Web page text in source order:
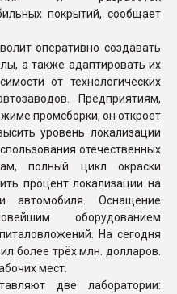
покрытий, сообщает
оперативно создавать
а также адаптировать их
от технологических
Предприятиям,
промсборки, он откроет
уровень локализации
отечественных
полный цикл окраски
процент локализации на
автомобиля. Оснащение
оборудованием
На сегодня
более трёх млн. долларов.
мест.
две лаборатории: